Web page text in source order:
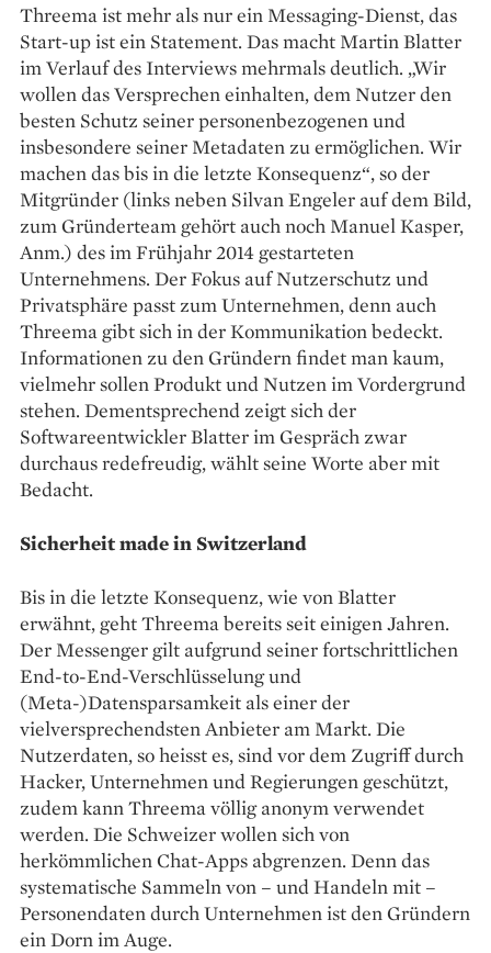
Threema ist mehr als nur ein Messaging-Dienst, das
Start-up ist ein Statement. Das macht Martin Blatter
im Verlauf des Interviews mehrmals deutlich. „Wir
wollen das Versprechen einhalten, dem Nutzer den
besten Schutz seiner personenbezogenen und
insbesondere seiner Metadaten zu ermöglichen. Wir
machen das bis in die letzte Konsequenz“, so der
Mitgründer (links neben Silvan Engeler auf dem Bild,
zum Gründerteam gehört auch noch Manuel Kasper,
Anm.) des im Frühjahr 2014 gestarteten
Unternehmens. Der Fokus auf Nutzerschutz und
Privatsphäre passt zum Unternehmen, denn auch
Threema gibt sich in der Kommunikation bedeckt.
Informationen zu den Gründern findet man kaum,
vielmehr sollen Produkt und Nutzen im Vordergrund
stehen. Dementsprechend zeigt sich der
Softwareentwickler Blatter im Gespräch zwar
durchaus redefreudig, wählt seine Worte aber mit
Bedacht.
Sicherheit made in Switzerland
Bis in die letzte Konsequenz, wie von Blatter
erwähnt, geht Threema bereits seit einigen Jahren.
Der Messenger gilt aufgrund seiner fortschrittlichen
End-to-End-Verschlüsselung und
(Meta-)Datensparsamkeit als einer der
vielversprechendsten Anbieter am Markt. Die
Nutzer­daten, so heisst es, sind vor dem Zugriff durch
Hacker, Unternehmen und Regierungen geschützt,
zudem kann Threema völlig anonym verwendet
werden. Die Schweizer wollen sich von
herkömmlichen Chat-Apps abgrenzen. Denn das
systematische Sammeln von – und Handeln mit –
Personendaten durch Unternehmen ist den Gründern
ein Dorn im Auge.